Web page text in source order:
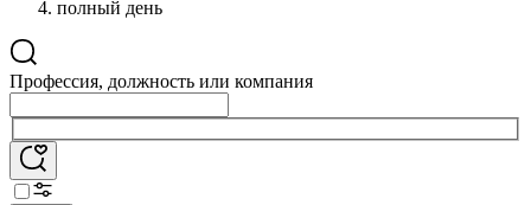
полный день
Профессия, должность или компания